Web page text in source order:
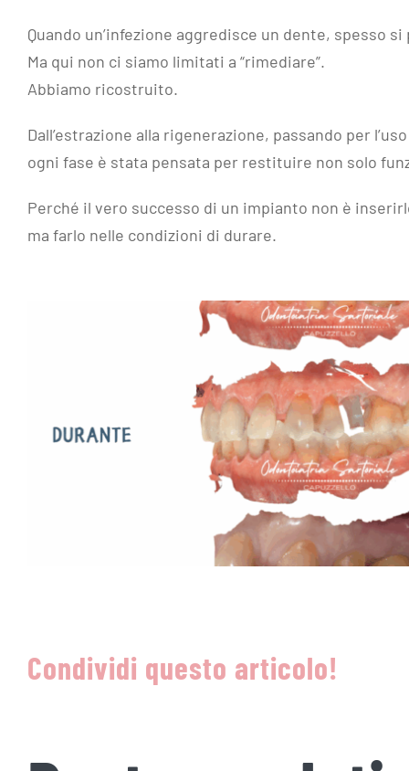
Quando un’infezione aggredisce un dente, spesso
Ma qui non ci siamo limitati a “rimediare”.
Abbiamo ricostruito.
Dall’estrazione alla rigenerazione, passando per
ogni fase è stata pensata per restituire non solo
Perché il vero successo di un impianto non è
ma farlo nelle condizioni di durare.
Condividi questo articolo!